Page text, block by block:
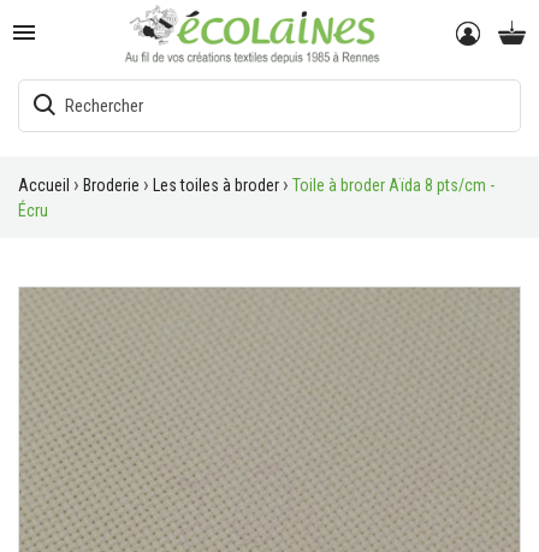

Accueil Broderie Les toiles à broder
Toile à broder Aïda 8 pts/cm -
Écru